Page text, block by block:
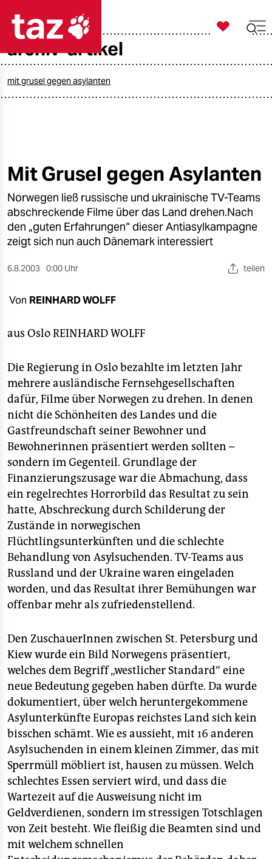
taz zahl ich
öko
gesellschaft
kultur
sport
berlin
nord
wahrheit
verlag
veranstaltungen
shop
fragen & hilfe
unterstützen
abo
genossenschaft
epaper login

taz zahl ich
archiv-artikel
mit grusel gegen asylanten
Mit Grusel gegen Asylanten
Norwegen ließ russische und ukrainische TV-Teams
abschreckende Filme über das Land drehen.Nach
den „guten Erfahrungen“ dieser Antiasylkampagne
zeigt sich nun auch Dänemark interessiert
6.8.2003 0:00 Uhr teilen
Von REINHARD WOLFF
aus OsloREINHARD WOLFF
Die Regierung in Oslo bezahlte im letzten Jahr
mehrere ausländische Fernsehgesellschaften
dafür, Filme über Norwegen zu drehen. In denen
nicht die Schönheiten des Landes und die
Gastfreundschaft seiner Bewohner und
Bewohnerinnen präsentiert werden sollten –
sondern im Gegenteil. Grundlage der
Finanzierungszusage war die Abmachung, dass
ein regelrechtes Horrorbild das Resultat zu sein
hatte, Abschreckung durch Schilderung der
Zustände in norwegischen
Flüchtlingsunterkünften und die schlechte
Behandlung von Asylsuchenden. TV-Teams aus
Russland und der Ukraine waren eingeladen
worden, und das Resultat ihrer Bemühungen war
offenbar mehr als zufriedenstellend.
Den ZuschauerInnen zwischen St. Petersburg und
Kiew wurde ein Bild Norwegens präsentiert,
welches dem Begriff „westlicher Standard“ eine
neue Bedeutung gegeben haben dürfte. Da wurde
dokumentiert, über welch heruntergekommene
Asylunterkünfte Europas reichstes Land sich kein
bisschen schämt. Wie es aussieht, mit 16 anderen
Asylsuchenden in einem kleinen Zimmer, das mit
Sperrmüll möbliert ist, hausen zu müssen. Welch
schlechtes Essen serviert wird, und dass die
Wartezeit auf die Ausweisung nicht im
Geldverdienen, sondern im stressigen Totschlagen
von Zeit besteht. Wie fleißig die Beamten sind und
mit welchem schnellen